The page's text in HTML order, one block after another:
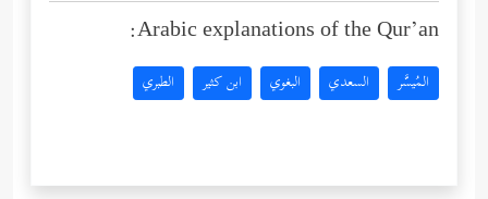
Arabic explanations of the Qur’an:
المُيسَّر السعدي البغوي ابن كثير الطبري